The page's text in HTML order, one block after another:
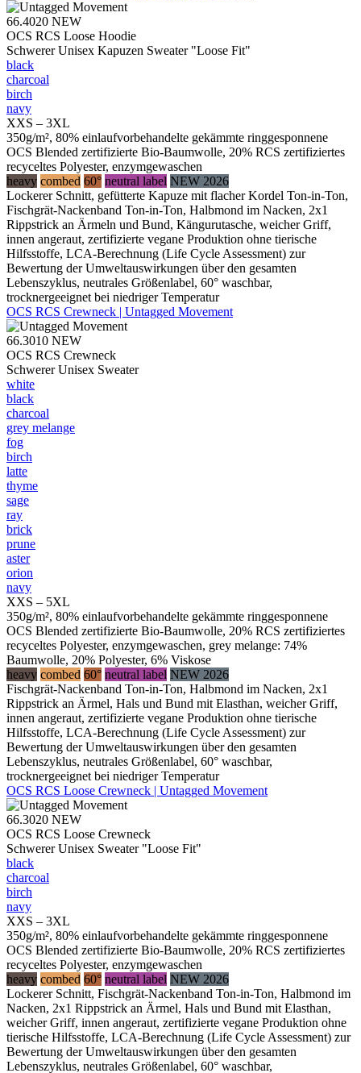
66.4020 NEW
OCS RCS Loose Hoodie
Schwerer Unisex Kapuzen Sweater "Loose Fit"
black
charcoal
birch
navy
XXS – 3XL
350g/m², 80% einlaufvorbehandelte gekämmte ringgesponnene
OCS Blended zertifizierte Bio-Baumwolle, 20% RCS zertifiziertes
recyceltes Polyester, enzymgewaschen
heavy combed 60° neutral label NEW 2026
Lockerer Schnitt, gefütterte Kapuze mit flacher Kordel Ton-in-Ton,
Fischgrät-Nackenband Ton-in-Ton, Halbmond im Nacken, 2x1
Rippstrick an Ärmeln und Bund, Kängurutasche, weicher Griff,
innen angeraut, zertifizierte vegane Produktion ohne tierische
Hilfsstoffe, LCA-Berechnung (Life Cycle Assessment) zur
Bewertung der Umweltauswirkungen über den gesamten
Lebenszyklus, neutrales Größenlabel, 60° waschbar,
trocknergeeignet bei niedriger Temperatur
OCS RCS Crewneck | Untagged Movement
66.3010 NEW
OCS RCS Crewneck
Schwerer Unisex Sweater
white
black
charcoal
grey melange
fog
birch
latte
thyme
sage
ray
brick
prune
aster
orion
navy
XXS – 5XL
350g/m², 80% einlaufvorbehandelte gekämmte ringgesponnene
OCS Blended zertifizierte Bio-Baumwolle, 20% RCS zertifiziertes
recyceltes Polyester, enzymgewaschen, grey melange: 74%
Baumwolle, 20% Polyester, 6% Viskose
heavy combed 60° neutral label NEW 2026
Fischgrät-Nackenband Ton-in-Ton, Halbmond im Nacken, 2x1
Rippstrick an Ärmel, Hals und Bund mit Elasthan, weicher Griff,
innen angeraut, zertifizierte vegane Produktion ohne tierische
Hilfsstoffe, LCA-Berechnung (Life Cycle Assessment) zur
Bewertung der Umweltauswirkungen über den gesamten
Lebenszyklus, neutrales Größenlabel, 60° waschbar,
trocknergeeignet bei niedriger Temperatur
OCS RCS Loose Crewneck | Untagged Movement
66.3020 NEW
OCS RCS Loose Crewneck
Schwerer Unisex Sweater "Loose Fit"
black
charcoal
birch
navy
XXS – 3XL
350g/m², 80% einlaufvorbehandelte gekämmte ringgesponnene
OCS Blended zertifizierte Bio-Baumwolle, 20% RCS zertifiziertes
recyceltes Polyester, enzymgewaschen
heavy combed 60° neutral label NEW 2026
Lockerer Schnitt, Fischgrät-Nackenband Ton-in-Ton, Halbmond im
Nacken, 2x1 Rippstrick an Ärmel, Hals und Bund mit Elasthan,
weicher Griff, innen angeraut, zertifizierte vegane Produktion ohne
tierische Hilfsstoffe, LCA-Berechnung (Life Cycle Assessment) zur
Bewertung der Umweltauswirkungen über den gesamten
Lebenszyklus, neutrales Größenlabel, 60° waschbar,